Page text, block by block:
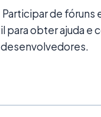
Participar de fóruns
para obter ajuda e